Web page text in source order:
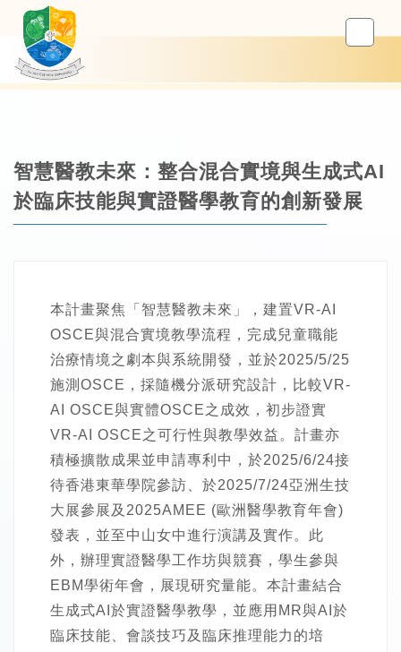
智慧醫教未來：整合混合實境與生成式AI
於臨床技能與實證醫學教育的創新發展
本計畫聚焦「智慧醫教未來」，建置VR-AI
OSCE與混合實境教學流程，完成兒童職能
治療情境之劇本與系統開發，並於2025/5/25
施測OSCE，採隨機分派研究設計，比較VR-
AI OSCE與實體OSCE之成效，初步證實
VR-AI OSCE之可行性與教學效益。計畫亦
積極擴散成果並申請專利中，於2025/6/24接
待香港東華學院參訪、於2025/7/24亞洲生技
大展參展及2025AMEE (歐洲醫學教育年會)
發表，並至中山女中進行演講及實作。此
外，辦理實證醫學工作坊與競賽，學生參與
EBM學術年會，展現研究量能。本計畫結合
生成式AI於實證醫學教學，並應用MR與AI於
臨床技能、會談技巧及臨床推理能力的培